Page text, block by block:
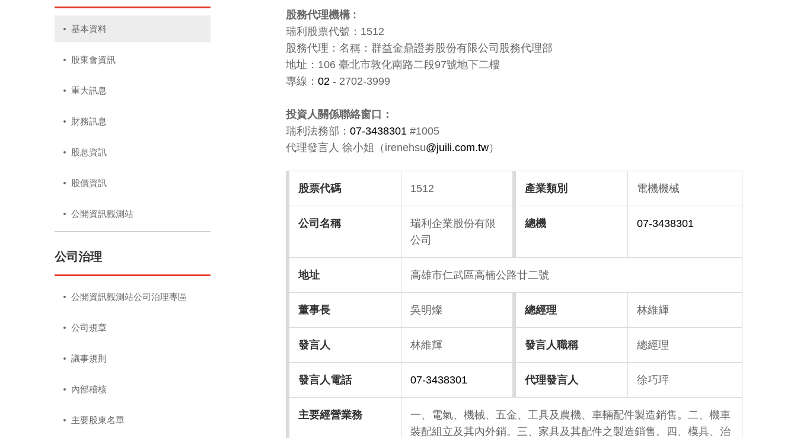
基本資料
股東會資訊
重大訊息
財務訊息
股息資訊
股價資訊
公開資訊觀測站
公司治理
公開資訊觀測站公司治理專區
公司規章
議事規則
內部稽核
主要股東名單
股務代理機構 :
瑞利股票代號：1512
股務代理：名稱：群益金鼎證劵股份有限公司股務代理部
地址：106 臺北市敦化南路二段97號地下二樓
專線： 02 - 2702-3999
投資人關係聯絡窗口：
瑞利法務部： 07-3438301 #1005
代理發言人 徐小姐（irenehsu@juili.com.tw）
股票代碼 1512 產業類別 電機機械
公司名稱
瑞利企業股份有限
公司
總機 07-3438301
地址 高雄市仁武區高楠公路廿二號
董事長 吳明燦 總經理 林維輝
發言人 林維輝 發言人職稱 總經理
發言人電話 07-3438301 代理發言人 徐巧玶
主要經營業務
一、電氣、機械、五金、工具及農機、車輛配件製造銷售。二、機車
裝配組立及其內外銷。三、家具及其配件之製造銷售。四、模具、治